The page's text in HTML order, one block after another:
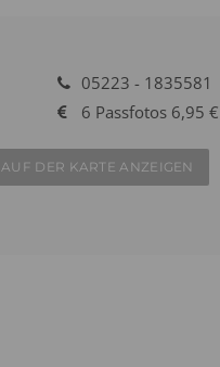
05223 - 1835581
6 Passfotos 6,95 €
AUF DER KARTE ANZEIGEN